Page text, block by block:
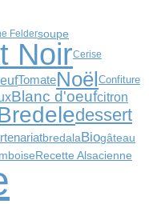
Feldersoupe
NoirCerise
TomateNoël Confiture
Blanc d'oeufcitron
dessert
bredalaBiogâteau
Recette Alsacienne